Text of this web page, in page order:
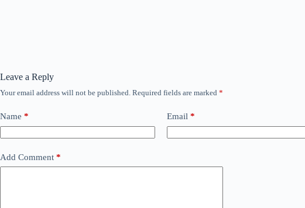
Leave a Reply
Your email address will not be published. Required fields are marked *
Name * Email *
Add Comment *